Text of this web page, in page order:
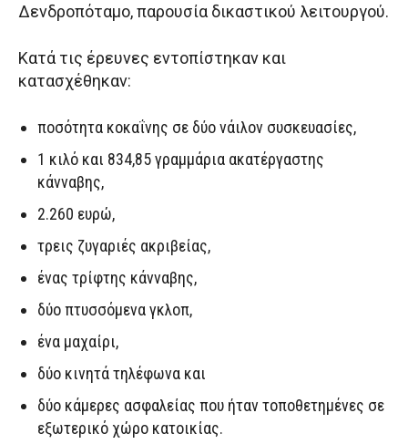
Δενδροπόταμο, παρουσία δικαστικού λειτουργού.
Κατά τις έρευνες εντοπίστηκαν και
κατασχέθηκαν:
ποσότητα κοκαΐνης σε δύο νάιλον συσκευασίες,
1 κιλό και 834,85 γραμμάρια ακατέργαστης
κάνναβης,
2.260 ευρώ,
τρεις ζυγαριές ακριβείας,
ένας τρίφτης κάνναβης,
δύο πτυσσόμενα γκλοπ,
ένα μαχαίρι,
δύο κινητά τηλέφωνα και
δύο κάμερες ασφαλείας που ήταν τοποθετημένες σε
εξωτερικό χώρο κατοικίας.